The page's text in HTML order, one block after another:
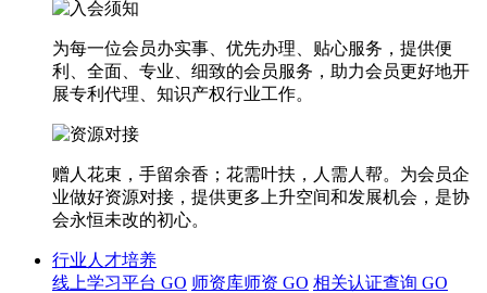
为每一位会员办实事、优先办理、贴心服务，提供便
利、全面、专业、细致的会员服务，助力会员更好地开
展专利代理、知识产权行业工作。
赠人花束，手留余香；花需叶扶，人需人帮。为会员企
业做好资源对接，提供更多上升空间和发展机会，是协
会永恒未改的初心。
行业人才培养
线上学习平台 GO 师资库师资 GO 相关认证查询 GO